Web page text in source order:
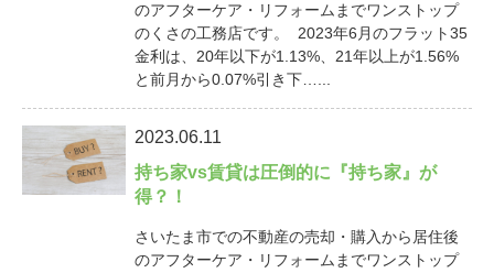
のアフターケア・リフォームまでワンストップ
のくさの工務店です。 2023年6月のフラット35
金利は、20年以下が1.13%、21年以上が1.56%
と前月から0.07%引き下…...
2023.06.11
持ち家vs賃貸は圧倒的に『持ち家』が
得？！
さいたま市での不動産の売却・購入から居住後
のアフターケア・リフォームまでワンストップ